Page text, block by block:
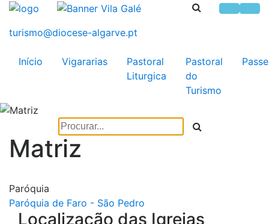
Início Vigararias
Pastoral
Liturgica
Pastoral
do
Turismo
Matriz
Paróquia
Paróquia de Faro - São Pedro
Localização das Igrejas